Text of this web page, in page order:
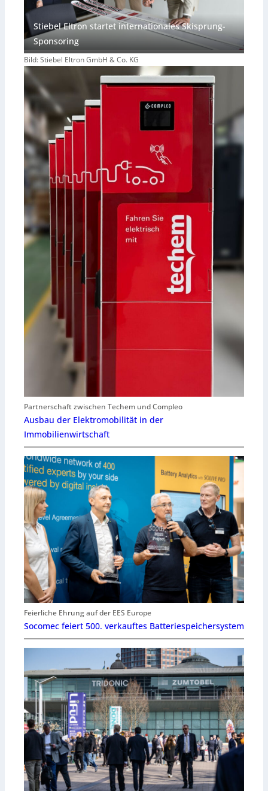
Stiebel Eltron startet internationales Skisprung-
Sponsoring
Bild: Stiebel Eltron GmbH & Co. KG
Partnerschaft zwischen Techem und Compleo
Ausbau der Elektromobilität in der
Immobilienwirtschaft
Feierliche Ehrung auf der EES Europe
Socomec feiert 500. verkauftes Batteriespeichersystem